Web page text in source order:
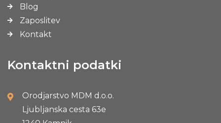
Blog
Zaposlitev
Kontakt
Kontaktni podatki
Orodjarstvo MDM d.o.o.
Ljubljanska cesta 63e